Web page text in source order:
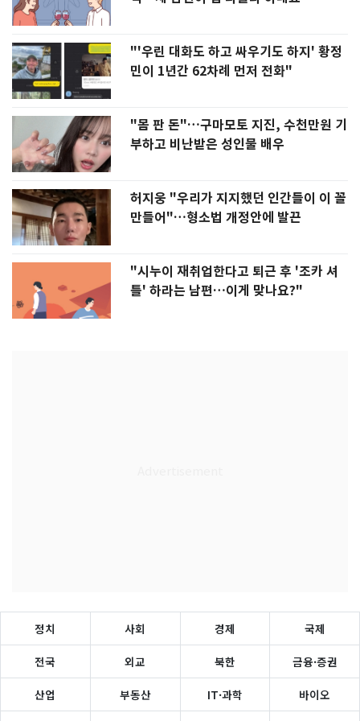
"'우린 대화도 하고 싸우기도 하지' 황정
민이 1년간 62차례 먼저 전화"
"몸 판 돈"…구마모토 지진, 수천만원 기
부하고 비난받은 성인물 배우
허지웅 "우리가 지지했던 인간들이 이 꼴
만들어"…형소법 개정안에 발끈
"시누이 재취업한다고 퇴근 후 '조카 셔
틀' 하라는 남편…이게 맞나요?"
정치 사회 경제 국제
전국 외교 북한 금융·증권
산업 부동산 IT·과학 바이오